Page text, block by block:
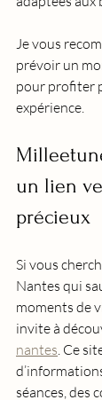
Je vous
prévoir un
pour profiter
expérience.
un lien
précieux
Si vous
Nantes qui
moments de
invite à
nantes. Ce
séances, des